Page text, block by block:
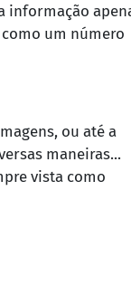
informação
um número
ou até a
maneiras...
vista como